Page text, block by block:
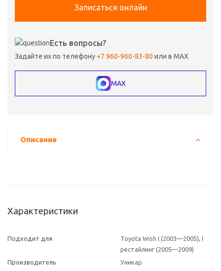
Записаться онлайн
Есть вопросы?
Задайте их по телефону +7 960-960-83-80 или в MAX
MAX
Описание
Характеристики
Подходит для
Toyota Wish I (2003—2005), I
рестайлинг (2005—2009)
Производитель
Уникар